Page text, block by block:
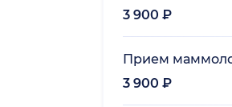
3 900 ₽
Прием
3 900 ₽